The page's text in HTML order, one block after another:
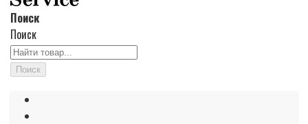
Поиск
Поиск
Поиск